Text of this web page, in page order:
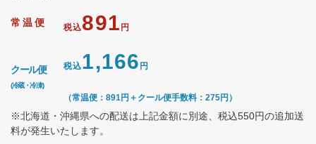
常温便 税込891 円
クール便
(冷蔵・冷凍)
税込1,166 円
（常温便：891円＋クール便手数料：275円）
※北海道・沖縄県への配送は上記金額に別途、税込550円の追加送
料が発生いたします。